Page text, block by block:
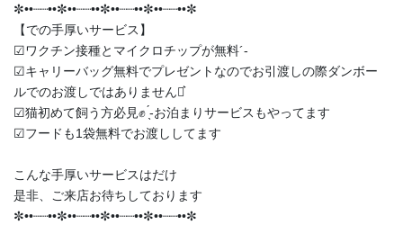
✼••┈┈••✼••┈┈••✼••┈┈••✼••┈┈••✼
【での手厚いサービス】
︎︎︎︎☑︎ワクチン接種とマイクロチップが無料︎´-
︎︎︎︎☑︎キャリーバッグ無料でプレゼントなのでお引渡しの際ダンボー
ルでのお渡しではありません‪⋆͛
︎︎︎︎☑︎猫初めて飼う方必見✊ ̖́-お泊まりサービスもやってます
︎︎︎︎☑︎フードも1袋無料でお渡ししてます
こんな手厚いサービスはだけ
是非、ご来店お待ちしております
✼••┈┈••✼••┈┈••✼••┈┈••✼••┈┈••✼